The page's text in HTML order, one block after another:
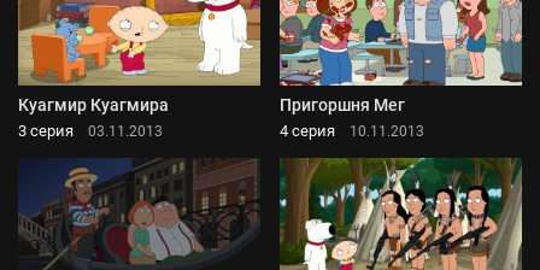
Куагмир Куагмира
3 серия 03.11.2013
Пригоршня Мег
4 серия 10.11.2013